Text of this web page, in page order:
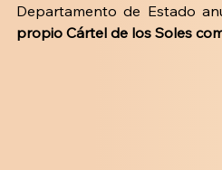
propio Cártel de los Soles